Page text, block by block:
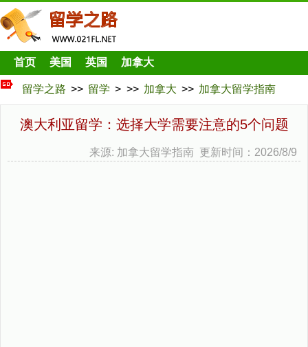
首页 美国 英国 加拿大
留学之路 >> 留学 > >> 加拿大 >> 加拿大留学指南
澳大利亚留学：选择大学需要注意的5个问题
来源: 加拿大留学指南 更新时间：2026/8/9